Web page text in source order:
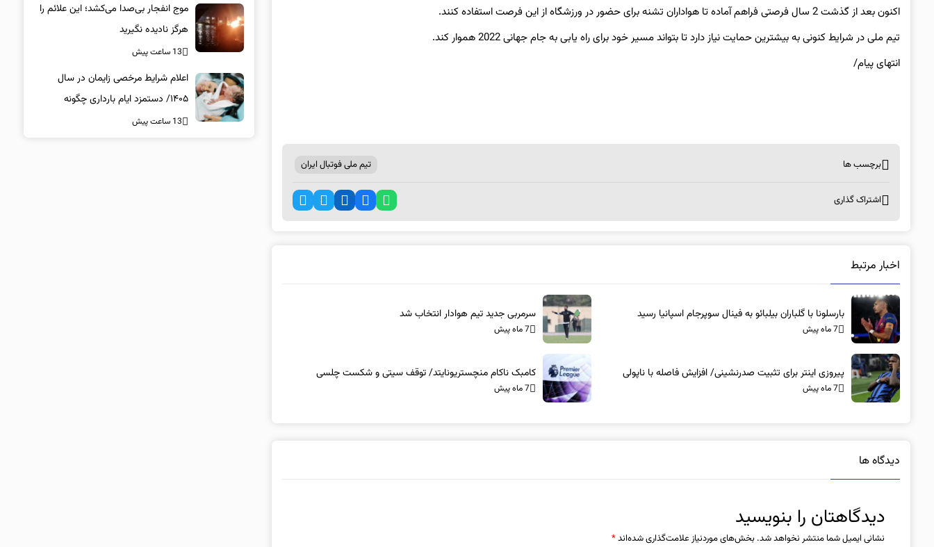
اکنون بعد از گذشت 2 سال فرصتی فراهم آماده تا هواداران تشنه برای حضور در ورزشگاه از این فرصت استفاده کنند.
تیم ملی در شرایط کنونی به بیشترین حمایت نیاز دارد تا بتواند مسیر خود برای راه یابی به جام جهانی 2022 هموار کند.
انتهای پیام/
برچسب ها تیم ملی فوتبال ایران
اشتراک گذاری
اخبار مرتبط
بارسلونا با گلباران بیلبائو به فینال سوپرجام اسپانیا رسید
7 ماه پیش
سرمربی جدید تیم هوادار انتخاب شد
7 ماه پیش
پیروزی اینتر برای تثبیت صدرنشینی/ افزایش فاصله با ناپولی
7 ماه پیش
کامبک ناکام منچستریونایتد/ توقف سیتی و شکست چلسی
7 ماه پیش
دیدگاه ها
دیدگاهتان را بنویسید
نشانی ایمیل شما منتشر نخواهد شد. بخش‌های موردنیاز علامت‌گذاری شده‌اند*
موج انفجار بی‌صدا می‌کشد؛ این علائم را
هرگز نادیده نگیرید
13 ساعت پیش
اعلام شرایط مرخصی زایمان در سال
۱۴۰۵/ دستمزد ایام بارداری چگونه
پرداخت می‌شود؟
13 ساعت پیش